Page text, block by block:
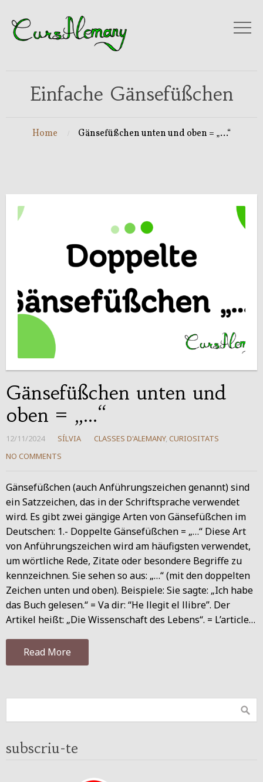
Einfache Gänsefüßchen
Home Gänsefüßchen unten und oben = „…“
Gänsefüßchen unten und
oben = „…“
12/11/2024 SÍLVIA CLASSES D'ALEMANY, CURIOSITATS
NO COMMENTS
Gänsefüßchen (auch Anführungszeichen genannt) sind
ein Satzzeichen, das in der Schriftsprache verwendet
wird. Es gibt zwei gängige Arten von Gänsefüßchen im
Deutschen: 1.- Doppelte Gänsefüßchen = „…“ Diese Art
von Anführungszeichen wird am häufigsten verwendet,
um wörtliche Rede, Zitate oder besondere Begriffe zu
kennzeichnen. Sie sehen so aus: „…“ (mit den doppelten
Zeichen unten und oben). Beispiele: Sie sagte: „Ich habe
das Buch gelesen.“ = Va dir: “He llegit el llibre”. Der
Artikel heißt: „Die Wissenschaft des Lebens“. = L’article…
Read More
subscriu-te